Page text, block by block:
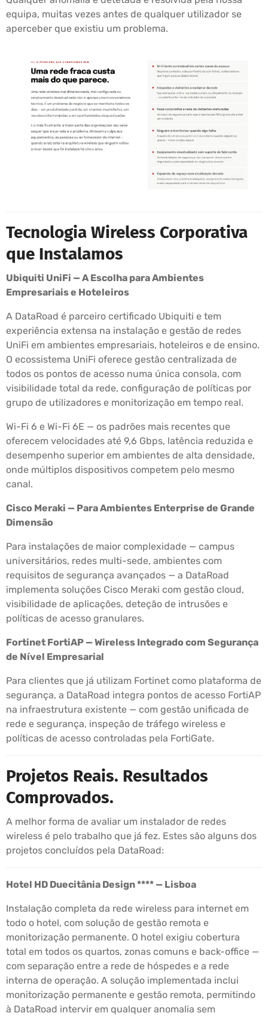
equipa, muitas vezes antes de qualquer utilizador se
aperceber que existiu um problema.
Tecnologia Wireless Corporativa
que Instalamos
Ubiquiti UniFi — A Escolha para Ambientes
Empresariais e Hoteleiros
A DataRoad é parceiro certificado Ubiquiti e tem
experiência extensa na instalação e gestão de redes
UniFi em ambientes empresariais, hoteleiros e de ensino.
O ecossistema UniFi oferece gestão centralizada de
todos os pontos de acesso numa única consola, com
visibilidade total da rede, configuração de políticas por
grupo de utilizadores e monitorização em tempo real.
Wi-Fi 6 e Wi-Fi 6E — os padrões mais recentes que
oferecem velocidades até 9,6 Gbps, latência reduzida e
desempenho superior em ambientes de alta densidade,
onde múltiplos dispositivos competem pelo mesmo
canal.
Cisco Meraki — Para Ambientes Enterprise de Grande
Dimensão
Para instalações de maior complexidade — campus
universitários, redes multi-sede, ambientes com
requisitos de segurança avançados — a DataRoad
implementa soluções Cisco Meraki com gestão cloud,
visibilidade de aplicações, deteção de intrusões e
políticas de acesso granulares.
Fortinet FortiAP — Wireless Integrado com Segurança
de Nível Empresarial
Para clientes que já utilizam Fortinet como plataforma de
segurança, a DataRoad integra pontos de acesso FortiAP
na infraestrutura existente — com gestão unificada de
rede e segurança, inspeção de tráfego wireless e
políticas de acesso controladas pela FortiGate.
Projetos Reais. Resultados
Comprovados.
A melhor forma de avaliar um instalador de redes
wireless é pelo trabalho que já fez. Estes são alguns dos
projetos concluídos pela DataRoad:
Hotel HD Duecitânia Design **** — Lisboa
Instalação completa da rede wireless para internet em
todo o hotel, com solução de gestão remota e
monitorização permanente. O hotel exigiu cobertura
total em todos os quartos, zonas comuns e back-office —
com separação entre a rede de hóspedes e a rede
interna de operação. A solução implementada inclui
monitorização permanente e gestão remota, permitindo
à DataRoad intervir em qualquer anomalia sem